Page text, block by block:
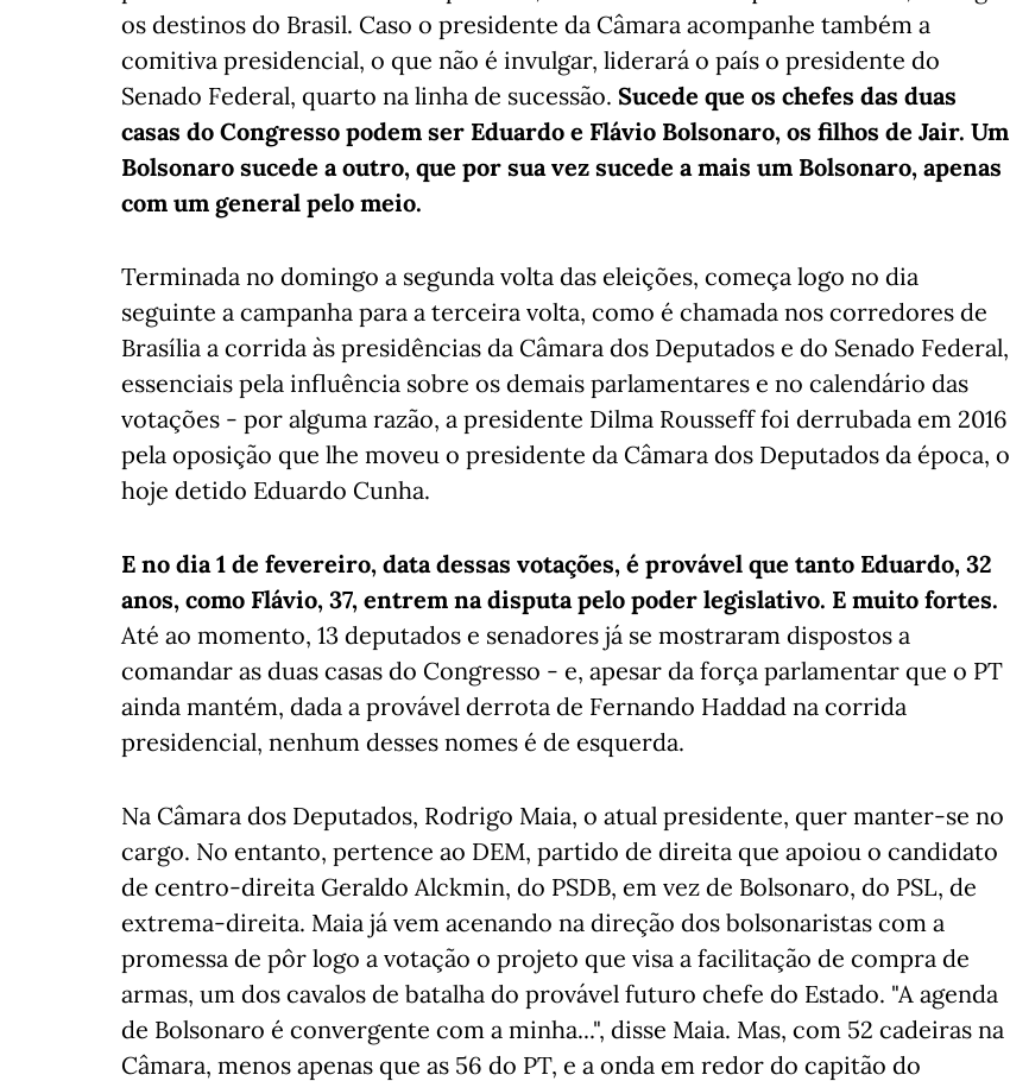
os destinos do Brasil. Caso o presidente da Câmara acompanhe também a
comitiva presidencial, o que não é invulgar, liderará o país o presidente do
Senado Federal, quarto na linha de sucessão. Sucede que os chefes das duas
casas do Congresso podem ser Eduardo e Flávio Bolsonaro, os filhos de Jair. Um
Bolsonaro sucede a outro, que por sua vez sucede a mais um Bolsonaro, apenas
com um general pelo meio.
Terminada no domingo a segunda volta das eleições, começa logo no dia
seguinte a campanha para a terceira volta, como é chamada nos corredores de
Brasília a corrida às presidências da Câmara dos Deputados e do Senado Federal,
essenciais pela influência sobre os demais parlamentares e no calendário das
votações - por alguma razão, a presidente Dilma Rousseff foi derrubada em 2016
pela oposição que lhe moveu o presidente da Câmara dos Deputados da época, o
hoje detido Eduardo Cunha.
E no dia 1 de fevereiro, data dessas votações, é provável que tanto Eduardo, 32
anos, como Flávio, 37, entrem na disputa pelo poder legislativo. E muito fortes.
Até ao momento, 13 deputados e senadores já se mostraram dispostos a
comandar as duas casas do Congresso - e, apesar da força parlamentar que o PT
ainda mantém, dada a provável derrota de Fernando Haddad na corrida
presidencial, nenhum desses nomes é de esquerda.
Na Câmara dos Deputados, Rodrigo Maia, o atual presidente, quer manter-se no
cargo. No entanto, pertence ao DEM, partido de direita que apoiou o candidato
de centro-direita Geraldo Alckmin, do PSDB, em vez de Bolsonaro, do PSL, de
extrema-direita. Maia já vem acenando na direção dos bolsonaristas com a
promessa de pôr logo a votação o projeto que visa a facilitação de compra de
armas, um dos cavalos de batalha do provável futuro chefe do Estado. "A agenda
de Bolsonaro é convergente com a minha...", disse Maia. Mas, com 52 cadeiras na
Câmara, menos apenas que as 56 do PT, e a onda em redor do capitão do